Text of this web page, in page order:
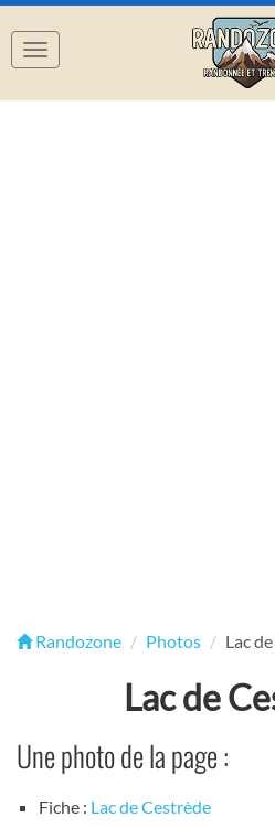
Navigation
Randozone Photos Lac
Lac de
Une photo de la page :
Fiche : Lac de Cestrède